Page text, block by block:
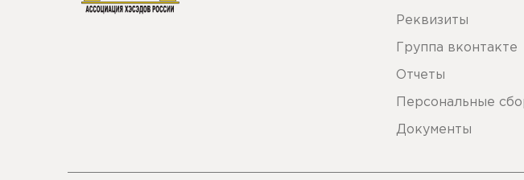
Реквизиты
Группа вконтакте
Отчеты
Персональные
Документы